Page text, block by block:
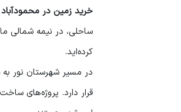
خرید زمین در محمودآباد
ساحلی، در نیمه شمالی
کرده‌اید.
در مسیر شهرستان نور
قرار دارد. پروژه‌های